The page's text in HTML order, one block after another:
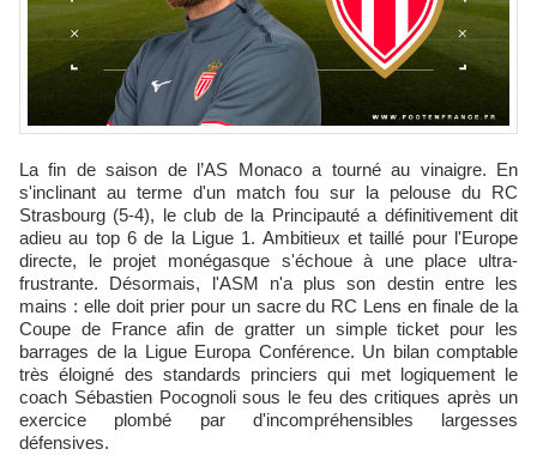
La fin de saison de l’AS Monaco a tourné au vinaigre. En
s'inclinant au terme d'un match fou sur la pelouse du RC
Strasbourg (5-4), le club de la Principauté a définitivement dit
adieu au top 6 de la Ligue 1. Ambitieux et taillé pour l'Europe
directe, le projet monégasque s'échoue à une place ultra-
frustrante. Désormais, l'ASM n'a plus son destin entre les
mains : elle doit prier pour un sacre du RC Lens en finale de la
Coupe de France afin de gratter un simple ticket pour les
barrages de la Ligue Europa Conférence. Un bilan comptable
très éloigné des standards princiers qui met logiquement le
coach Sébastien Pocognoli sous le feu des critiques après un
exercice plombé par d'incompréhensibles largesses
défensives.